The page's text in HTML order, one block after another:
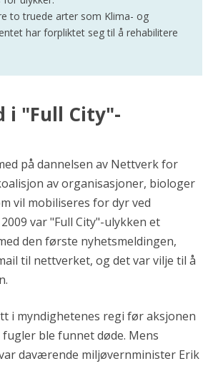
to truede arter som Klima- og
har forpliktet seg til å rehabilitere
i "Full City"-
på dannelsen av Nettverk for
av organisasjoner, biologer
vil mobiliseres for dyr ved
var "Full City"-ulykken et
den første nyhetsmeldingen,
til nettverket, og det var vilje til å
i myndighetenes regi før aksjonen
ble funnet døde. Mens
daværende miljøvernminister Erik